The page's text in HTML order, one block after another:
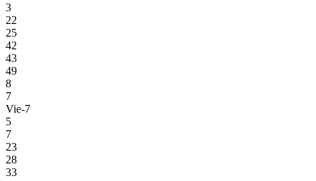
3
22
25
42
43
49
8
7
Vie-7
5
7
23
28
33